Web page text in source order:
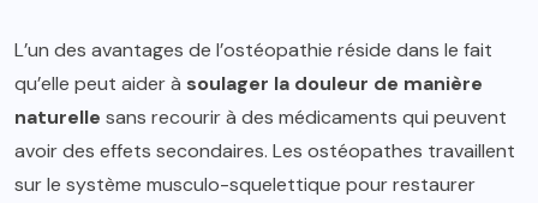
L’un des avantages de l’ostéopathie réside dans le fait
qu’elle peut aider à soulager la douleur de manière
naturelle sans recourir à des médicaments qui peuvent
avoir des effets secondaires. Les ostéopathes travaillent
sur le système musculo-squelettique pour restaurer